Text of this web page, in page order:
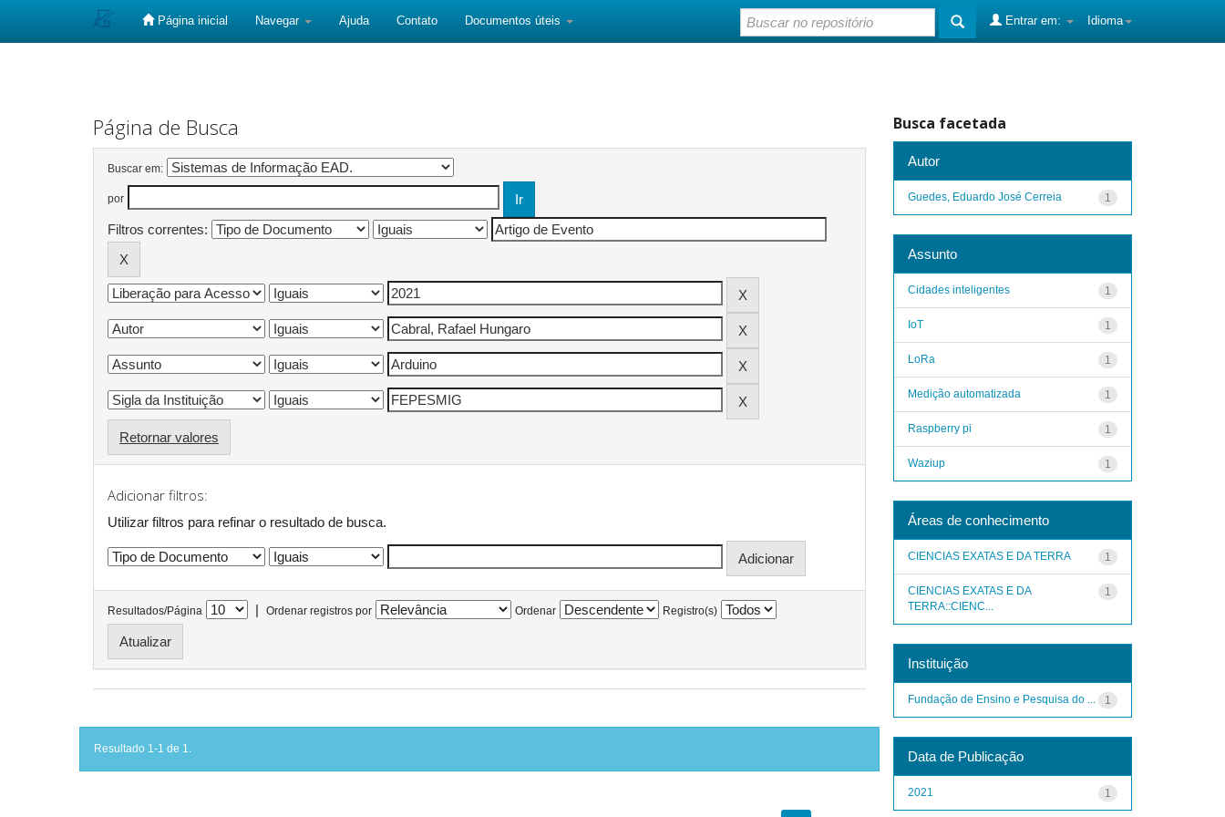
Página inicial Navegar Ajuda Contato Documentos úteis Idioma
Entrar em:
Página de Busca
Buscar em:
por
Filtros correntes:
Retornar valores
Adicionar filtros:
Utilizar filtros para refinar o resultado de busca.
Resultados/Página | Ordenar registros por Ordenar Registro(s)
Resultado 1-1 de 1.
Busca facetada
Autor
1
Guedes, Eduardo José Cerreia
Assunto
1
Cidades inteligentes
1
IoT
1
LoRa
1
Medição automatizada
1
Raspberry pi
1
Waziup
Áreas de conhecimento
1
CIENCIAS EXATAS E DA TERRA
1
CIENCIAS EXATAS E DA
TERRA::CIENC...
Instituição
1
Fundação de Ensino e Pesquisa do ...
Data de Publicação
1
2021